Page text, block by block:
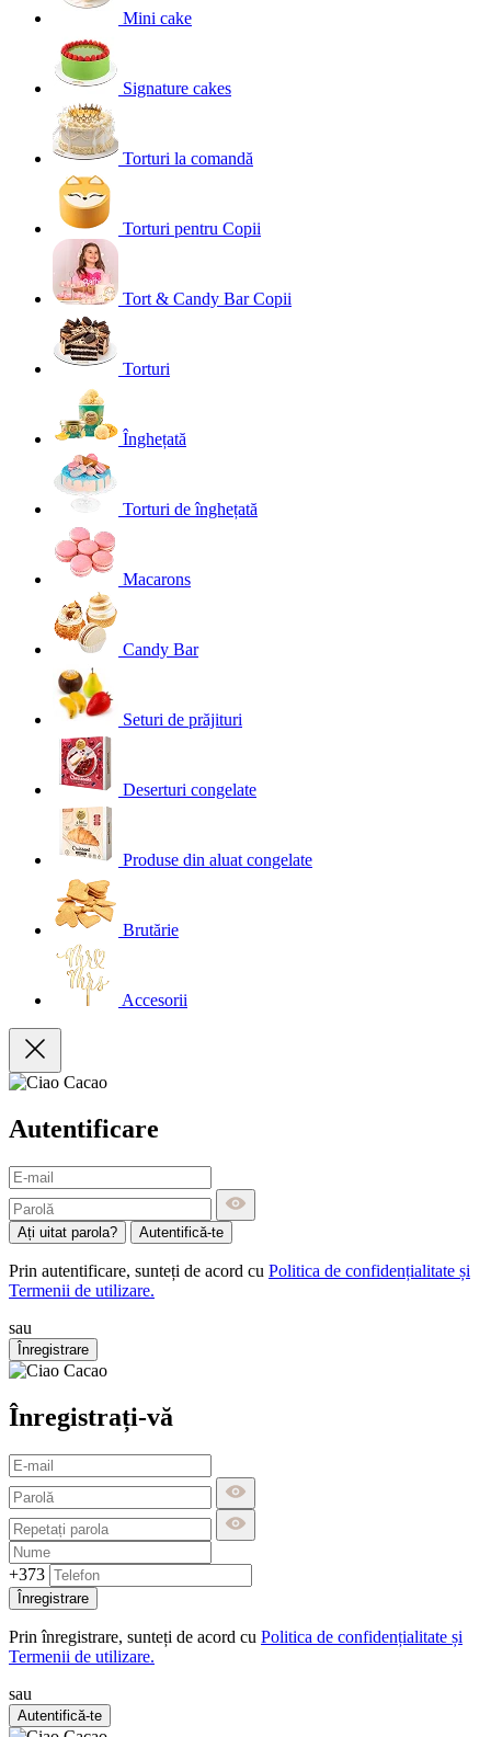
Mini cake
Signature cakes
Torturi la comandă
Torturi pentru Copii
Tort & Candy Bar Copii
Torturi
Înghețată
Torturi de înghețată
Macarons
Candy Bar
Seturi de prăjituri
Deserturi congelate
Produse din aluat congelate
Brutărie
Accesorii
Autentificare
Ați uitat parola? Autentifică-te
Prin autentificare, sunteți de acord cu Politica de confidențialitate și
Termenii de utilizare.
sau
Înregistrare
Înregistrați-vă
+373
Înregistrare
Prin înregistrare, sunteți de acord cu Politica de confidențialitate și
Termenii de utilizare.
sau
Autentifică-te